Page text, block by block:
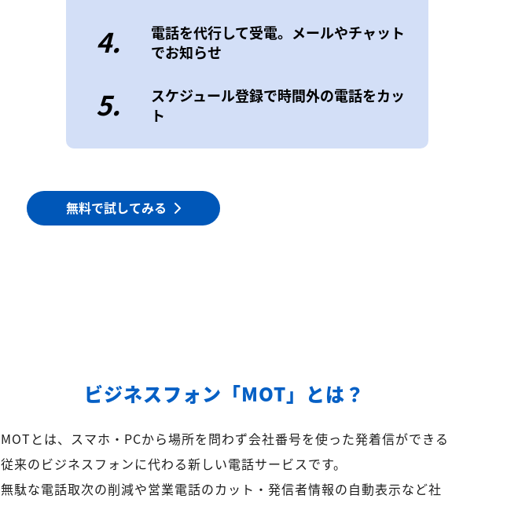
4.
電話を代行して受電。メールやチャット
でお知らせ
5.
スケジュール登録で時間外の電話をカッ
ト
無料で試してみる
ビジネスフォン「MOT」とは？
MOTとは、スマホ・PCから場所を問わず会社番号を使った発着信ができる
従来のビジネスフォンに代わる新しい電話サービスです。
無駄な電話取次の削減や営業電話のカット・発信者情報の自動表示など社